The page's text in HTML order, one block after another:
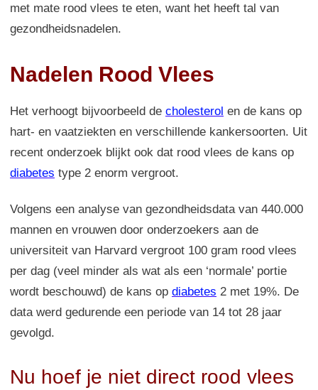
met mate rood vlees te eten, want het heeft tal van
gezondheidsnadelen.
Nadelen Rood Vlees
Het verhoogt bijvoorbeeld de cholesterol en de kans op
hart- en vaatziekten en verschillende kankersoorten. Uit
recent onderzoek blijkt ook dat rood vlees de kans op
diabetes type 2 enorm vergroot.
Volgens een analyse van gezondheidsdata van 440.000
mannen en vrouwen door onderzoekers aan de
universiteit van Harvard vergroot 100 gram rood vlees
per dag (veel minder als wat als een ‘normale’ portie
wordt beschouwd) de kans op diabetes 2 met 19%. De
data werd gedurende een periode van 14 tot 28 jaar
gevolgd.
Nu hoef je niet direct rood vlees